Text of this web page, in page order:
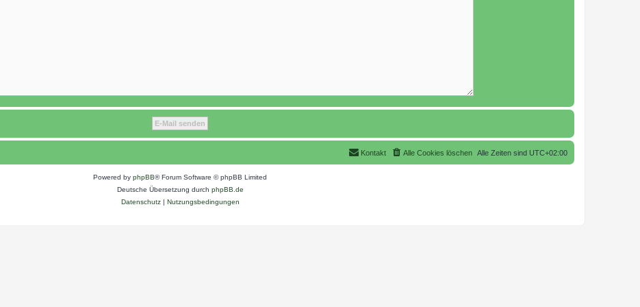
Alle Zeiten sind UTC+02:00
Alle Cookies löschen
Kontakt
Powered by phpBB® Forum Software © phpBB Limited
Deutsche Übersetzung durch phpBB.de
Datenschutz| Nutzungsbedingungen